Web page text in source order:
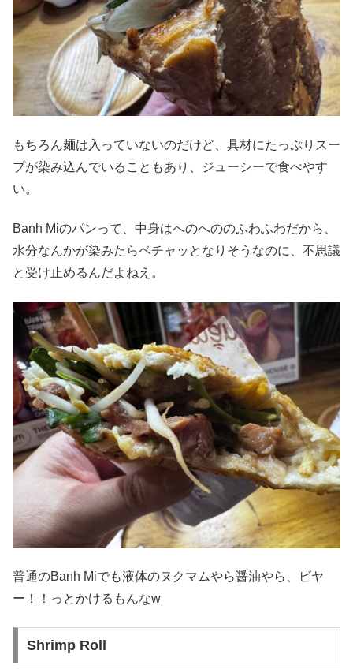
もちろん麺は入っていないのだけど、具材にたっぷりスー
プが染み込んでいることもあり、ジューシーで食べやす
い。
Banh Miのパンって、中身はへのへののふわふわだから、
水分なんかが染みたらベチャッとなりそうなのに、不思議
と受け止めるんだよねえ。
普通のBanh Miでも液体のヌクマムやら醤油やら、ビヤ
ー！！っとかけるもんなw
Shrimp Roll